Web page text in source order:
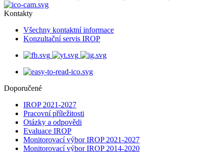
Kontakty
Všechny kontaktní informace
Konzultační servis IROP
Doporučené
IROP 2021-2027
Pracovní příležitosti
Otázky a odpovědi
Evaluace IROP
Monitorovací výbor IROP 2021-2027
Monitorovací výbor IROP 2014-2020